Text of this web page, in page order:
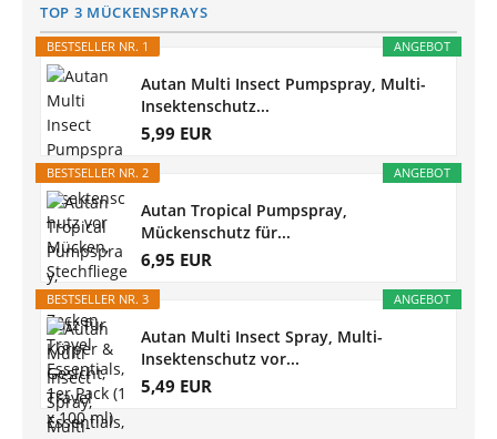
TOP 3 MÜCKENSPRAYS
ANGEBOT
BESTSELLER NR. 1
Autan Multi Insect Pumpspray, Multi-
Insektenschutz...
5,99 EUR
ANGEBOT
BESTSELLER NR. 2
Autan Tropical Pumpspray,
Mückenschutz für...
6,95 EUR
ANGEBOT
BESTSELLER NR. 3
Autan Multi Insect Spray, Multi-
Insektenschutz vor...
5,49 EUR